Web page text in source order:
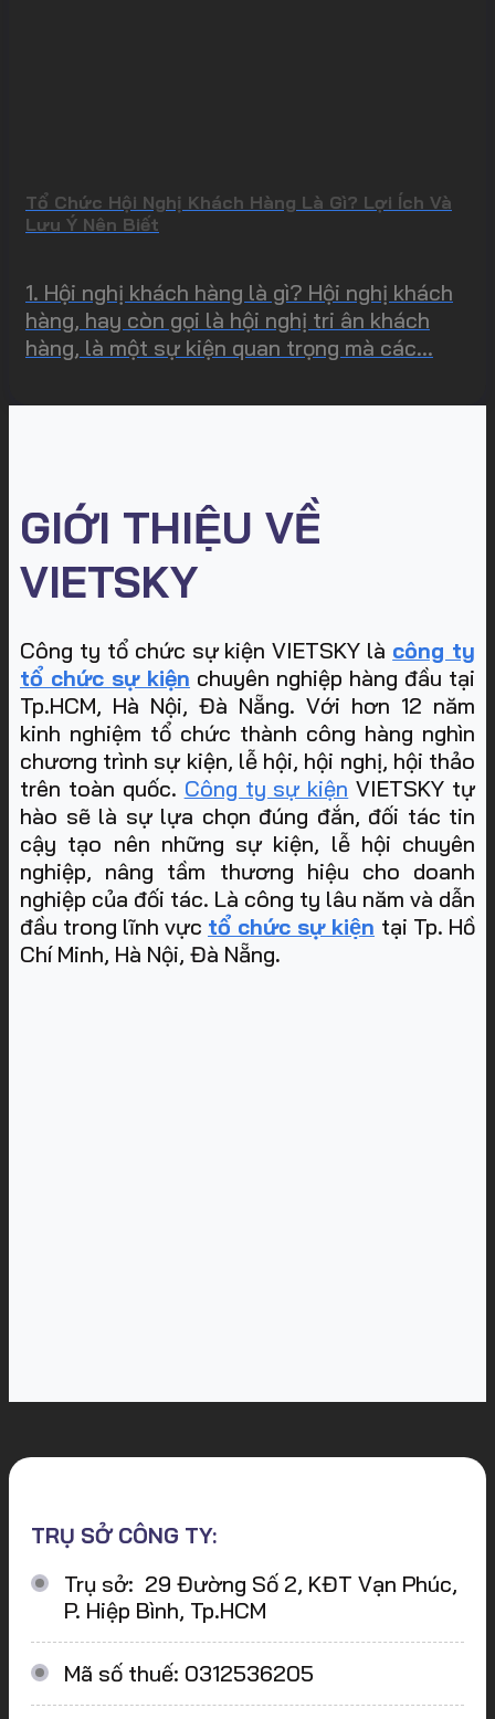
Tổ Chức Hội Nghị Khách Hàng Là Gì? Lợi Ích Và
Lưu Ý Nên Biết
1. Hội nghị khách hàng là gì? Hội nghị khách
hàng, hay còn gọi là hội nghị tri ân khách
hàng, là một sự kiện quan trọng mà các...
GIỚI THIỆU VỀ
VIETSKY
Công ty tổ chức sự kiện VIETSKY là công ty
tổ chức sự kiện chuyên nghiệp hàng đầu tại
Tp.HCM, Hà Nội, Đà Nẵng. Với hơn 12 năm
kinh nghiệm tổ chức thành công hàng nghìn
chương trình sự kiện, lễ hội, hội nghị, hội thảo
trên toàn quốc. Công ty sự kiện VIETSKY tự
hào sẽ là sự lựa chọn đúng đắn, đối tác tin
cậy tạo nên những sự kiện, lễ hội chuyên
nghiệp, nâng tầm thương hiệu cho doanh
nghiệp của đối tác. Là công ty lâu năm và dẫn
đầu trong lĩnh vực tổ chức sự kiện tại Tp. Hồ
Chí Minh, Hà Nội, Đà Nẵng.
TRỤ SỞ CÔNG TY:
Trụ sở: 29 Đường Số 2, KĐT Vạn Phúc,
P. Hiệp Bình, Tp.HCM
Mã số thuế: 0312536205